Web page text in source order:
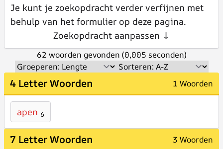
Je kunt je zoekopdracht verder verfijnen met
behulp van het formulier op deze pagina.
Zoekopdracht aanpassen ↓
62 woorden gevonden (0,005 seconden)
4 Letter Woorden 1 Woorden
apen 6
7 Letter Woorden 3 Woorden